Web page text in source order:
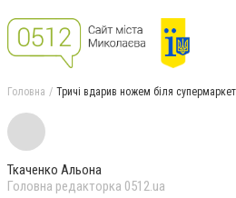
Головна Тричі вдарив ножем біля
Ткаченко Альона
Головна редакторка 0512.ua